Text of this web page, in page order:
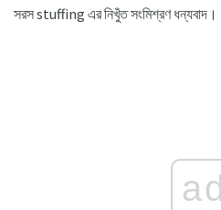
সরস stuffing এর নিখুঁত সংমিশ্রণ ধন্যবাদ।